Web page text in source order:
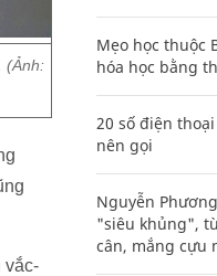
(Ảnh:
vắc-
Mẹo học thuộc
hóa học bằng
20 số điện
nên gọi
Nguyễn
"siêu khủng",
cân, mắng cựu